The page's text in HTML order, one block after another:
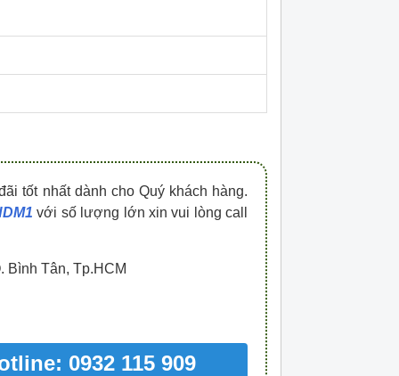
0909.067.950 Ms.Châu
tốt nhất dành cho Quý khách hàng.
với số lượng lớn xin vui lòng call
Bình Tân, Tp.HCM
0932 115 909